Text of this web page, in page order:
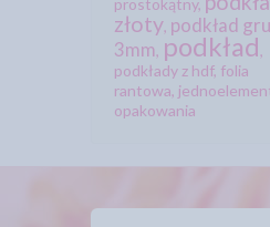
prostokątny,
złoty, podkład
3mm, podkład,
podkłady z hdf, folia
rantowa,
opakowania